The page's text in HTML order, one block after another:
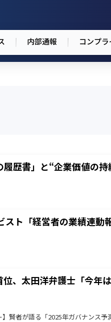
内部通報 コンプ
歴書」と“企業価値の
スト「経営者の業績連
、太田洋弁護士「今年
賢者が語る「2025年ガバナンス予